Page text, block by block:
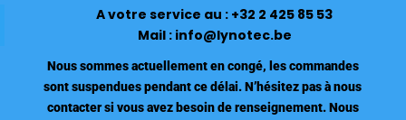
A votre service au : +32 2 425 85 53
Mail : info@lynotec.be
Nous sommes actuellement en congé, les commandes
sont suspendues pendant ce délai. N’hésitez pas à nous
contacter si vous avez besoin de renseignement. Nous